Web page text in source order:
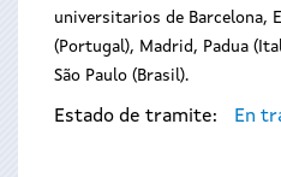
universitarios de Barcelona,
(Portugal), Madrid, Padua
São Paulo (Brasil).
Estado de tramite: En